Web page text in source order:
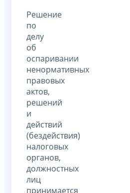
Решение
по
делу
об
оспаривании
ненормативных
правовых
актов,
решений
и
действий
(бездействия)
налоговых
органов,
должностных
лиц
принимается